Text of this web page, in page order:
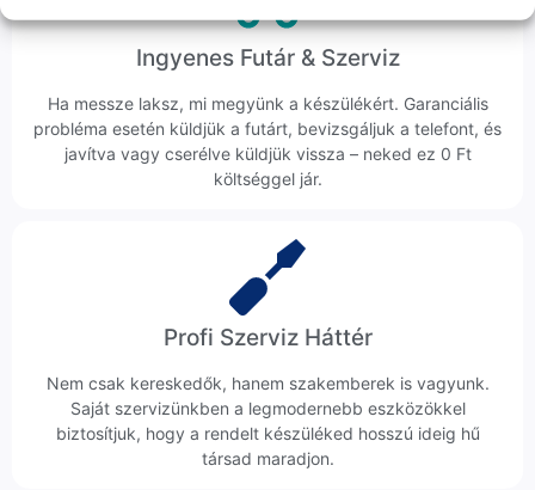
Ingyenes Futár & Szerviz
Ha messze laksz, mi megyünk a készülékért. Garanciális
probléma esetén küldjük a futárt, bevizsgáljuk a telefont, és
javítva vagy cserélve küldjük vissza – neked ez 0 Ft
költséggel jár.
Profi Szerviz Háttér
Nem csak kereskedők, hanem szakemberek is vagyunk.
Saját szervizünkben a legmodernebb eszközökkel
biztosítjuk, hogy a rendelt készüléked hosszú ideig hű
társad maradjon.